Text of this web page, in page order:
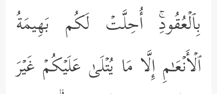
بِٱلۡعُقُودِۚ أُحِلَّتۡ لَكُم بَهِیمَةُ
ٱلۡأَنۡعَـٰمِ إِلَّا مَا یُتۡلَىٰ عَلَیۡكُمۡ غَیۡرَ